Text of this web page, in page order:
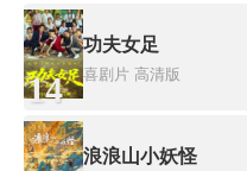
14
功夫女足
喜剧片 高清版
浪浪山小妖怪